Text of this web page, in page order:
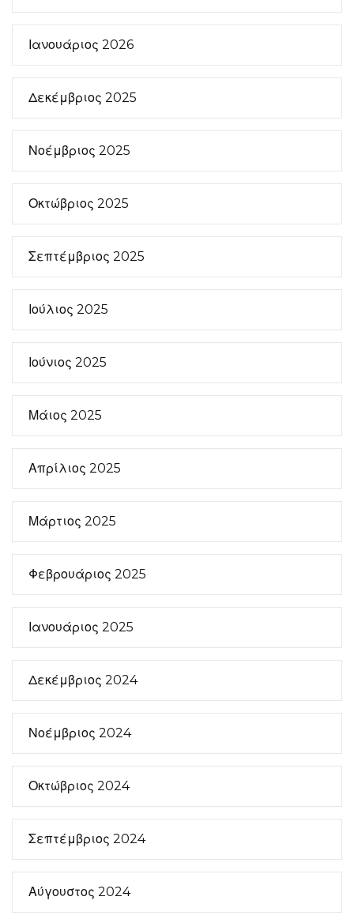
Ιανουάριος 2026
Δεκέμβριος 2025
Νοέμβριος 2025
Οκτώβριος 2025
Σεπτέμβριος 2025
Ιούλιος 2025
Ιούνιος 2025
Μάιος 2025
Απρίλιος 2025
Μάρτιος 2025
Φεβρουάριος 2025
Ιανουάριος 2025
Δεκέμβριος 2024
Νοέμβριος 2024
Οκτώβριος 2024
Σεπτέμβριος 2024
Αύγουστος 2024